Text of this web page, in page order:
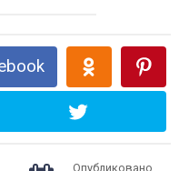
Опубликовано